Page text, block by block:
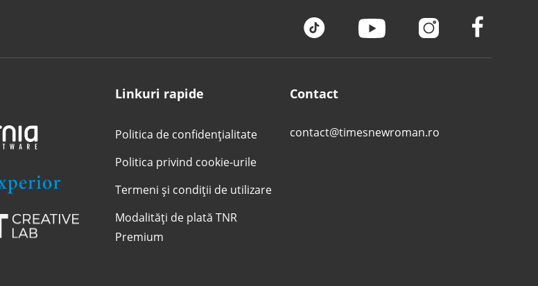
Linkuri rapide
Politica de confidențialitate
Politica privind cookie-urile
Termeni și condiții de utilizare
Modalități de plată TNR
Premium
Contact
contact@timesnewroman.ro